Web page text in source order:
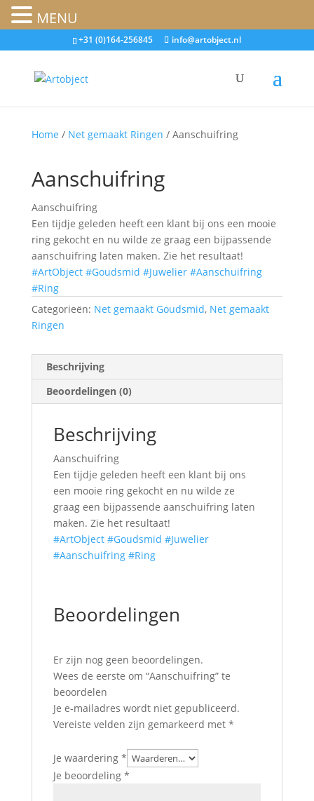
+31 (0)164-256845 info@artobject.nl
Home / Net gemaakt Ringen / Aanschuifring
Aanschuifring
Aanschuifring
Een tijdje geleden heeft een klant bij ons een mooie
ring gekocht en nu wilde ze graag een bijpassende
aanschuifring laten maken. Zie het resultaat!
#ArtObject #Goudsmid #Juwelier #Aanschuifring
#Ring
Categorieën: Net gemaakt Goudsmid, Net gemaakt
Ringen
Beschrijving
Beoordelingen (0)
Beschrijving
Aanschuifring
Een tijdje geleden heeft een klant bij ons
een mooie ring gekocht en nu wilde ze
graag een bijpassende aanschuifring laten
maken. Zie het resultaat!
#ArtObject #Goudsmid #Juwelier
#Aanschuifring #Ring
Beoordelingen
Er zijn nog geen beoordelingen.
Wees de eerste om “Aanschuifring” te
beoordelen
Je e-mailadres wordt niet gepubliceerd.
Vereiste velden zijn gemarkeerd met *
Je waardering *
Je beoordeling *
MENU